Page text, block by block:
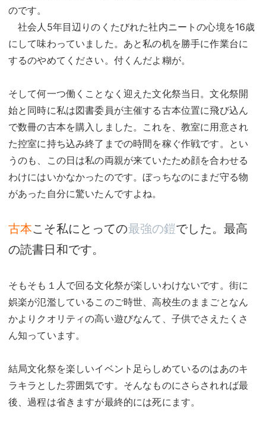
のです。
社会人5年目辺りのくたびれた社内ニートの心境を16歳
にして味わっていました。あと私の机を勝手に作業台に
するのやめてください。付くんだよ糊が。
そして何一つ働くことなく迎えた文化祭当日。文化祭開
始と同時に私は図書委員が主催する古本位置に飛び込ん
で数冊の古本を購入しました。これを、教室に用意され
た控室に持ち込み終了までの時間を稼ぐ作戦です。とい
うのも、この日は私の両親が来ていたため顔を合わせる
わけにはいかなかったのです。ぼっちなのにまだ守る物
があった自分に驚いたんですよね。
古本こそ私にとっての最強の鎧でした。最高
の読書日和です。
そもそも１人で回る文化祭が楽しいわけないです。街に
娯楽が氾濫しているこのご時世、高校生のままごとなん
かよりクオリティの高い遊びなんて、子供でさえたくさ
ん知っています。
結局文化祭を楽しいイベント足らしめているのはあのキ
ラキラとした雰囲気です。そんなものにさらされれば最
後、過程は省きますが最終的には死にます。